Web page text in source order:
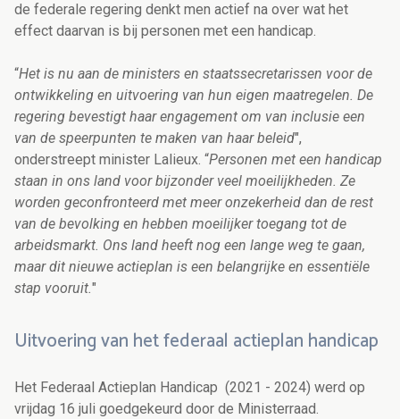
de federale regering denkt men actief na over wat het
effect daarvan is bij personen met een handicap.
“Het is nu aan de ministers en staatssecretarissen voor de
ontwikkeling en uitvoering van hun eigen maatregelen. De
regering bevestigt haar engagement om van inclusie een
van de speerpunten te maken van haar beleid",
onderstreept minister Lalieux. “Personen met een handicap
staan in ons land voor bijzonder veel moeilijkheden. Ze
worden geconfronteerd met meer onzekerheid dan de rest
van de bevolking en hebben moeilijker toegang tot de
arbeidsmarkt. Ons land heeft nog een lange weg te gaan,
maar dit nieuwe actieplan is een belangrijke en essentiële
stap vooruit."
Uitvoering van het federaal actieplan handicap
Het Federaal Actieplan Handicap (2021 - 2024) werd op
vrijdag 16 juli goedgekeurd door de Ministerraad.